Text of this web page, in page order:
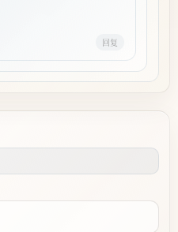
回复